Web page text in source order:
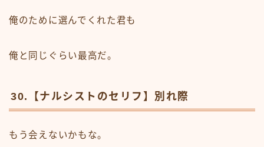
俺のために選んでくれた君も
俺と同じぐらい最高だ。
30.【ナルシストのセリフ】別れ際
もう会えないかもな。